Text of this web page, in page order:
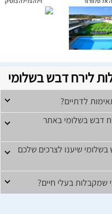
לירח דבש בשלומי
לדתיים?
דבש בשלומי באתר
בשלומי שיענו לצרכים שלכם
שמקבלות בעלי חיים?